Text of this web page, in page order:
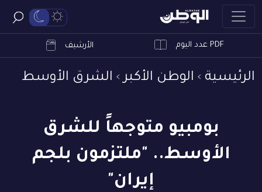
PDF عدد اليوم الأرشيف
الرئيسية الوطن الأكبر الشرق الأوسط
بومبيو متوجهاً للشرق
الأوسط.. "ملتزمون بلجم
إيران"